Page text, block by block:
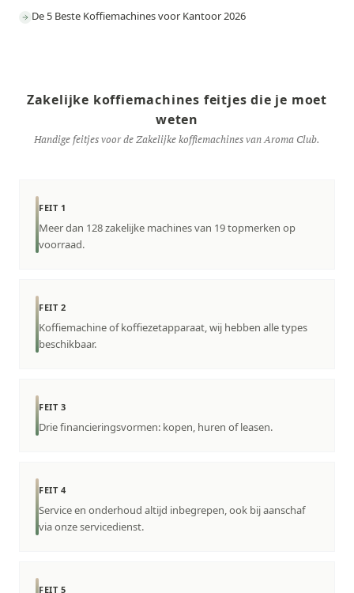
De 5 Beste Koffiemachines voor Kantoor 2026
Zakelijke koffiemachines feitjes die je moet
weten
Handige feitjes voor de Zakelijke koffiemachines van Aroma Club.
FEIT 1
Meer dan 128 zakelijke machines van 19 topmerken op
voorraad.
FEIT 2
Koffiemachine of koffiezetapparaat, wij hebben alle types
beschikbaar.
FEIT 3
Drie financieringsvormen: kopen, huren of leasen.
FEIT 4
Service en onderhoud altijd inbegrepen, ook bij aanschaf
via onze servicedienst.
FEIT 5